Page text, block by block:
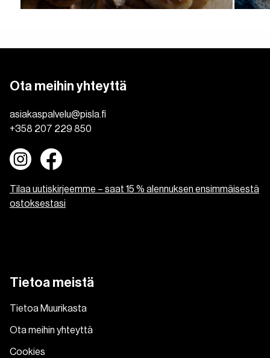
Ota meihin yhteyttä
asiakaspalvelu@pisla.fi
+358 207 229 850
Tilaa uutiskirjeemme – saat 15 % alennuksen ensimmäisestä
ostoksestasi
Tietoa meistä
Tietoa Muurikasta
Ota meihin yhteyttä
Cookies